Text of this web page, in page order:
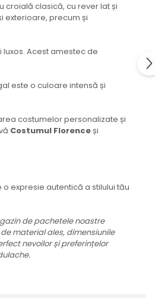
clasică, cu rever lat și
exterioare, precum și
Acest amestec de
este o culoare intensă și
costumelor personalizate și
Costumul Florenceși
expresie autentică a stilului tău
de pachetele noastre
material ales, dimensiunile
nevoilor și preferințelor